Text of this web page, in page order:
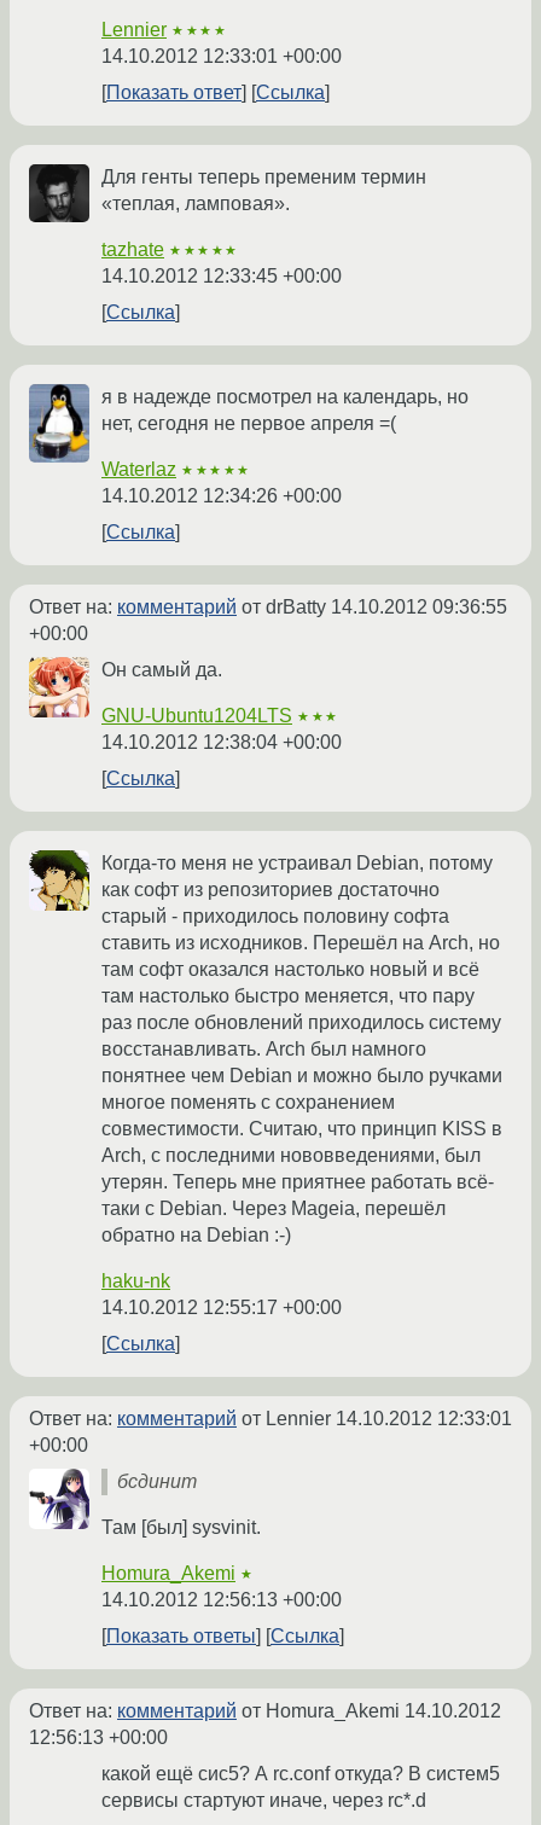
Lennier ★★★★
14.10.2012 12:33:01 +00:00
Показать ответ
Ссылка
Для генты теперь пременим термин
«теплая, ламповая».
tazhate ★★★★★
14.10.2012 12:33:45 +00:00
Ссылка
я в надежде посмотрел на календарь, но
нет, сегодня не первое апреля =(
Waterlaz ★★★★★
14.10.2012 12:34:26 +00:00
Ссылка
Ответ на: комментарий от drBatty 14.10.2012 09:36:55
+00:00
Он самый да.
GNU-Ubuntu1204LTS ★★★
14.10.2012 12:38:04 +00:00
Ссылка
Когда-то меня не устраивал Debian, потому
как софт из репозиториев достаточно
старый - приходилось половину софта
ставить из исходников. Перешёл на Arch, но
там софт оказался настолько новый и всё
там настолько быстро меняется, что пару
раз после обновлений приходилось систему
восстанавливать. Arch был намного
понятнее чем Debian и можно было ручками
многое поменять с сохранением
совместимости. Считаю, что принцип KISS в
Arch, с последними нововведениями, был
утерян. Теперь мне приятнее работать всё-
таки с Debian. Через Mageia, перешёл
обратно на Debian :-)
haku-nk
14.10.2012 12:55:17 +00:00
Ссылка
Ответ на: комментарий от Lennier 14.10.2012 12:33:01
+00:00
бсдинит
Там [был] sysvinit.
Homura_Akemi ★
14.10.2012 12:56:13 +00:00
Показать ответы
Ссылка
Ответ на: комментарий от Homura_Akemi 14.10.2012
12:56:13 +00:00
какой ещё сис5? А rc.conf откуда? В систем5
сервисы стартуют иначе, через rc*.d